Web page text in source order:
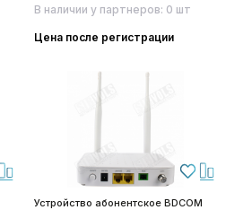
В наличии у партнеров: 0 шт
Цена после регистрации
Устройство абонентское BDCOM